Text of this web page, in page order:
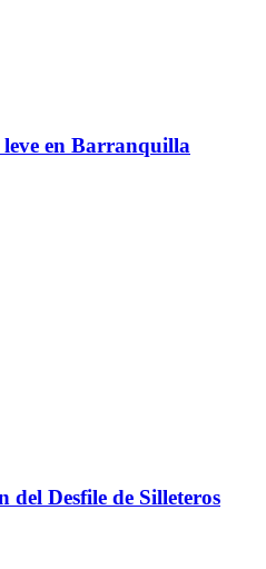
leve en Barranquilla
Desfile de Silleteros